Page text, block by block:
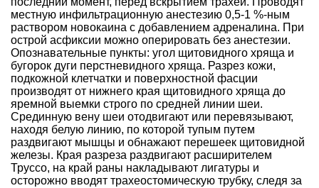
местную инфильтрационную анестезию 0,5-1 %-ным
раствором новокаина с добавлением адреналина. При
острой асфиксии можно оперировать без анестезии.
Опознавательные пункты: угол щитовидного хряща и
бугорок дуги перстневидного хряща. Разрез кожи,
подкожной клетчатки и поверхностной фасции
производят от нижнего края щитовидного хряща до
яремной выемки строго по средней линии шеи.
Срединную вену шеи отодвигают или перевязывают,
находя белую линию, по которой тупым путем
раздвигают мышцы и обнажают перешеек щитовидной
железы. Края разреза раздвигают расширителем
Труссо, на край раны накладывают лигатуры и
осторожно вводят трахеостомическую трубку, следя за